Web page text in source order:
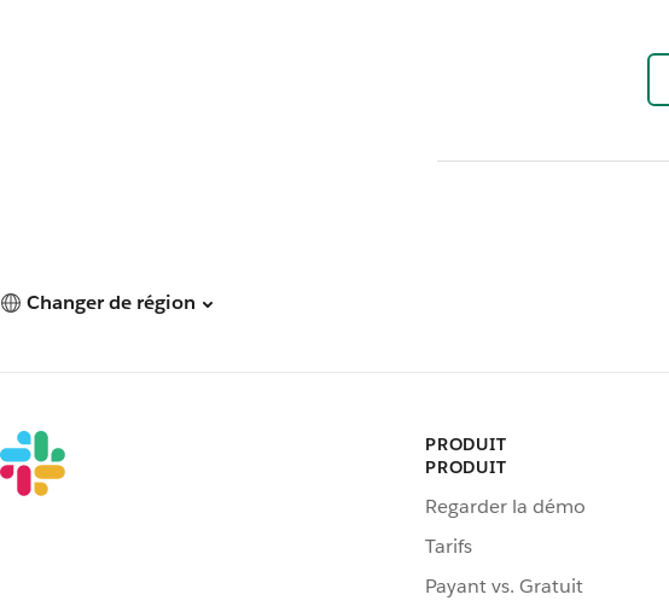
Changer de région
PRODUIT
PRODUIT
Regarder la démo
Tarifs
Payant vs. Gratuit